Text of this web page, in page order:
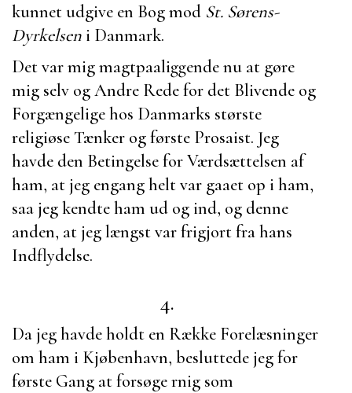
kunnet udgive en Bog mod St. Sørens-
Dyrkelseni Danmark.
Det var mig magtpaaliggende nu at gøre
mig selv og Andre Rede for det Blivende og
Forgængelige hos Danmarks største
religiøse Tænker og første Prosaist. Jeg
havde den Betingelse for Værdsættelsen af
ham, at jeg engang helt var gaaet op i ham,
saa jeg kendte ham ud og ind, og denne
anden, at jeg længst var frigjort fra hans
Indflydelse.
4.
Da jeg havde holdt en Række Forelæsninger
om ham i Kjøbenhavn, besluttede jeg for
første Gang at forsøge rnig som